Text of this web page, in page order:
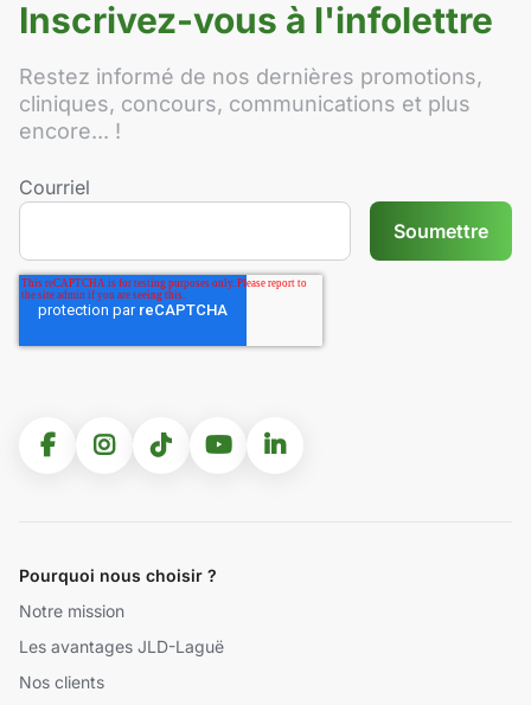
Inscrivez-vous à l'infolettre
Restez informé de nos dernières promotions,
cliniques, concours, communications et plus
encore... !
Courriel
Pourquoi nous choisir ?
Notre mission
Les avantages JLD-Laguë
Nos clients